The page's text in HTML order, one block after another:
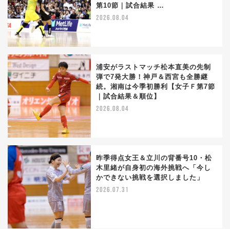
第10節｜試合結果 …
2026.08.04
浦安がラストマッチ松本直美の先制
弾で7発大勝！神戸＆西宮も全勝継
続。湘南は今季初勝利【女子Ｆ第7節
｜試合結果＆順位】
2026.08.04
昨季得点女王＆立川の背番号10・松
木里緒が自身初の海外挑戦へ「今し
かできない挑戦を選択しました」
2026.07.31